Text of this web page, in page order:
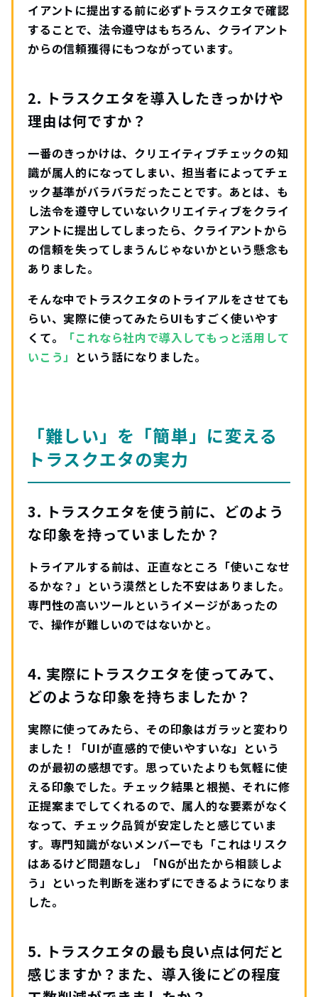
イアントに提出する前に必ずトラスクエタで確認
することで、法令遵守はもちろん、クライアント
からの信頼獲得にもつながっています。
2. トラスクエタを導入したきっかけや
理由は何ですか？
一番のきっかけは、クリエイティブチェックの知
識が属人的になってしまい、担当者によってチェ
ック基準がバラバラだったことです。あとは、も
し法令を遵守していないクリエイティブをクライ
アントに提出してしまったら、クライアントから
の信頼を失ってしまうんじゃないかという懸念も
ありました。
そんな中でトラスクエタのトライアルをさせても
らい、実際に使ってみたらUIもすごく使いやす
くて。
「これなら社内で導入してもっと活用して
いこう」 という話になりました。
「難しい」を「簡単」に変える
トラスクエタの実力
3. トラスクエタを使う前に、どのよう
な印象を持っていましたか？
トライアルする前は、正直なところ「使いこなせ
るかな？」という漠然とした不安はありました。
専門性の高いツールというイメージがあったの
で、操作が難しいのではないかと。
4. 実際にトラスクエタを使ってみて、
どのような印象を持ちましたか？
実際に使ってみたら、その印象はガラッと変わり
ました！「UIが直感的で使いやすいな」という
のが最初の感想です。思っていたよりも気軽に使
える印象でした。チェック結果と根拠、それに修
正提案までしてくれるので、属人的な要素がなく
なって、チェック品質が安定したと感じていま
す。専門知識がないメンバーでも「これはリスク
はあるけど問題なし」「NGが出たから相談しよ
う」といった判断を迷わずにできるようになりま
した。
5. トラスクエタの最も良い点は何だと
感じますか？また、導入後にどの程度